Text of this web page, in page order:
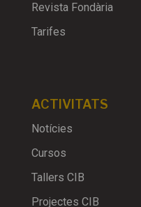
Revista Fondària
Tarifes
ACTIVITATS
Notícies
Cursos
Tallers CIB
Projectes CIB